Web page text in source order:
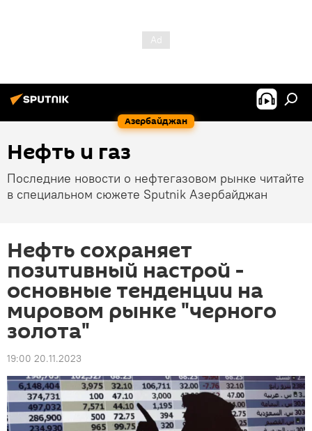
Азербайджан
Нефть и газ
Последние новости о нефтегазовом рынке читайте
в специальном сюжете Sputnik Азербайджан
Нефть сохраняет
позитивный настрой -
основные тенденции на
мировом рынке "черного
золота"
19:00 20.11.2023